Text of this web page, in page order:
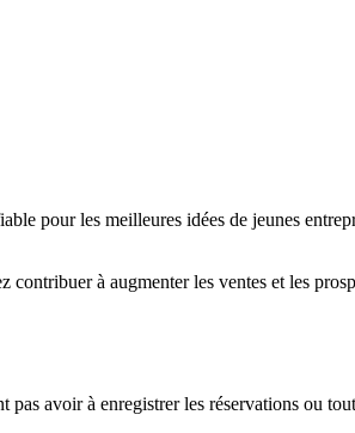
pour les meilleures idées de jeunes
à augmenter les ventes et les
avoir à enregistrer les réservations ou